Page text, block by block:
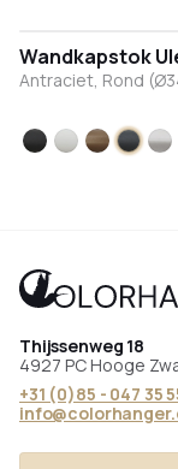
Wandkapstok
Antraciet, Rond
ZwartWitBrons
Thijssenweg 18
4927 PC Hooge
+31 (0)85 - 047 35